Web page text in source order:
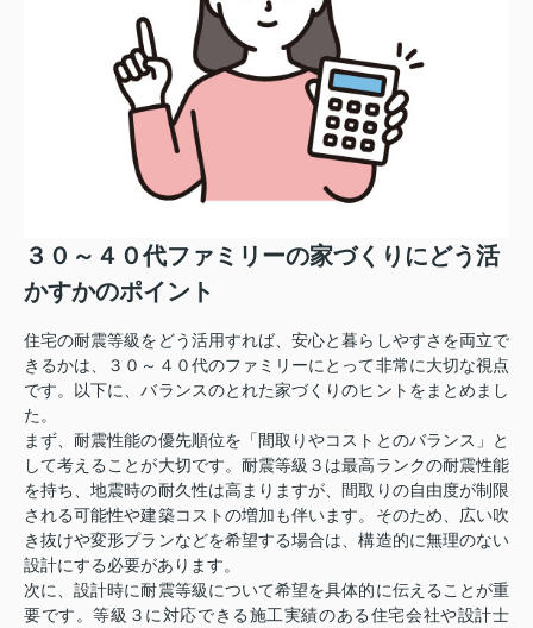
３０～４０代ファミリーの家づくりにどう活
かすかのポイント
住宅の耐震等級をどう活用すれば、安心と暮らしやすさを両立で
きるかは、３０～４０代のファミリーにとって非常に大切な視点
です。以下に、バランスのとれた家づくりのヒントをまとめまし
た。
まず、耐震性能の優先順位を「間取りやコストとのバランス」と
して考えることが大切です。耐震等級３は最高ランクの耐震性能
を持ち、地震時の耐久性は高まりますが、間取りの自由度が制限
される可能性や建築コストの増加も伴います。そのため、広い吹
き抜けや変形プランなどを希望する場合は、構造的に無理のない
設計にする必要があります。
次に、設計時に耐震等級について希望を具体的に伝えることが重
要です。等級３に対応できる施工実績のある住宅会社や設計士